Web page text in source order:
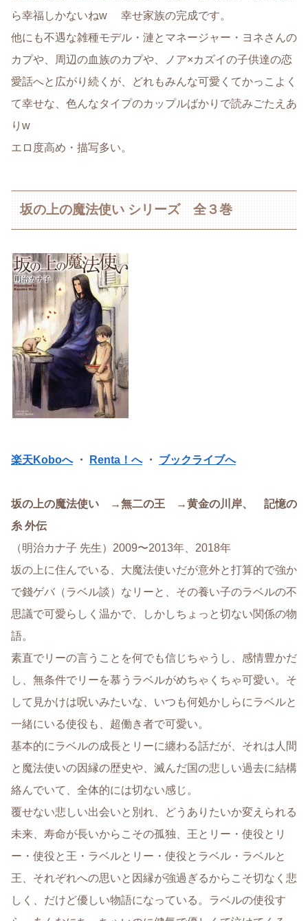
ら幸福しかないねw 幸せ家族の完成です。
他にも不遇な雑種モデル・漣とマネージャー・ヨネさんの
カプや、周辺の血族のカプや、ノア×カズイの子供達の恋
愛話へと広がり続くが、どれもみんな可愛くてかっこよく
て幸せな、色んなタイプのカップルばかりで読みごたえあ
りw
エロ度高め・描写多い。
坂の上の魔法使い シリーズ 全３巻
楽天Koboへ・ Renta！へ・ ブックライブへ
坂の上の魔法使い →無二の王 →黄金の川岸、 記憶の
糸 外伝
（明治カナ子 先生）2009〜2013年、2018年
坂の上に住んでいる、大魔法使いだが意外と打算的で強か
で錢ゲバ（ラベル談）なリーと、その養い子のラベルの不
思議で可愛らしく温かで、しかしちょっと切ない関係の物
語。
素直でリーの言うことを何でも信じちゃうし、感情豊かだ
し、無条件でリーを慕うラベルがめちゃくちゃ可愛い。そ
して見かけは呪いみたいな、いつも何処かしらにラベルと
一緒にいる使役も、超働き者で可愛い。
基本的にラベルの成長とリーに纏わる話だが、それは人間
と魔法使いの因縁の歴史や、滅んだ国の悲しい過去に結構
絡んでいて、全体的には切ない感じ。
覆せない悲しい出会いと別れ、どうありたいか変えられる
未来、寿命が長いからこその孤独、王とリー・使役とリ
ー・使役と王・ラベルとリー・使役とラベル・ラベルと
王、それぞれへの思いと因縁が強過ぎるからこそ切なく悲
しく、だけど優しい物語になっている。ラベルの使役す